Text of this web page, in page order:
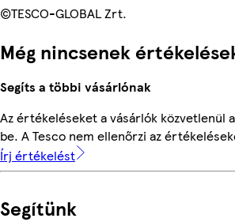
©TESCO-GLOBAL Zrt.
Még nincsenek
Segíts a többi vásárlónak
Az értékeléseket a vásárlók közvetlenül
be. A Tesco nem ellenőrzi az
Írj értékelést
Segítünk